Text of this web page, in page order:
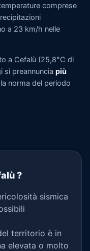
comprese
a 23 km/h nelle
a Cefalù (25,8°C di
si preannuncia più
la norma del periodo
?
sismica
territorio è in
elevata o molto